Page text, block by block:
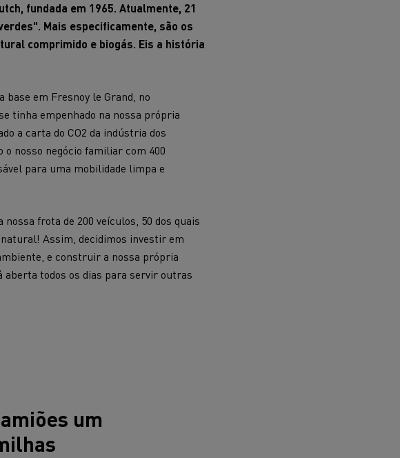
e manutenção de infra-
de carregamento para
camiões eléctricos
, fundada em 1965. Atualmente, 21
Mais especificamente, são os
comprimido e biogás. Eis a história
base em Fresnoy le Grand, no
tinha empenhado na nossa própria
a carta do CO2 da indústria dos
nosso negócio familiar com 400
para uma mobilidade limpa e
frota de 200 veículos, 50 dos quais
Assim, decidimos investir em
e construir a nossa própria
aberta todos os dias para servir outras
um